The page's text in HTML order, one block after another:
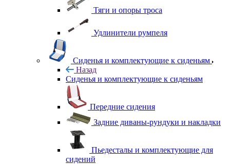
Тяги и опоры троса
Удлинители румпеля
Сиденья и комплектующие к сиденьям
Назад
Сиденья и комплектующие к сиденьям
Передние сидения
Задние диваны-рундуки и накладки
Пьедесталы и комплектующие для
сидений